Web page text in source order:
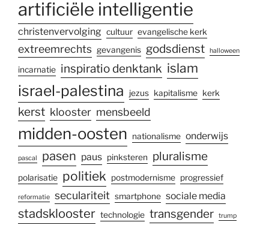
artificiële intelligentie
christenvervolging cultuur evangelische kerk
extreemrechts gevangenis godsdienst halloween
incarnatie inspiratio denktank islam
israel-palestina jezus kapitalisme kerk
kerst klooster mensbeeld
midden-oosten nationalisme onderwijs
pascal pasen paus pinksteren pluralisme
polarisatie politiek postmodernisme progressief
reformatie seculariteit smartphone sociale media
stadsklooster technologie transgender trump